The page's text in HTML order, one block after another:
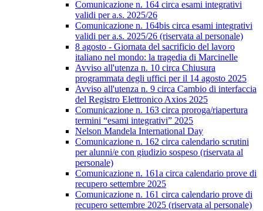
Comunicazione n. 164 circa esami integrativi
validi per a.s. 2025/26
Comunicazione n. 164bis circa esami integrativi
validi per a.s. 2025/26 (riservata al personale)
8 agosto - Giornata del sacrificio del lavoro
italiano nel mondo: la tragedia di Marcinelle
Avviso all'utenza n. 10 circa Chiusura
programmata degli uffici per il 14 agosto 2025
Avviso all'utenza n. 9 circa Cambio di interfaccia
del Registro Elettronico Axios 2025
Comunicazione n. 163 circa proroga/riapertura
termini “esami integrativi” 2025
Nelson Mandela International Day
Comunicazione n. 162 circa calendario scrutini
per alunni/e con giudizio sospeso (riservata al
personale)
Comunicazione n. 161a circa calendario prove di
recupero settembre 2025
Comunicazione n. 161 circa calendario prove di
recupero settembre 2025 (riservata al personale)